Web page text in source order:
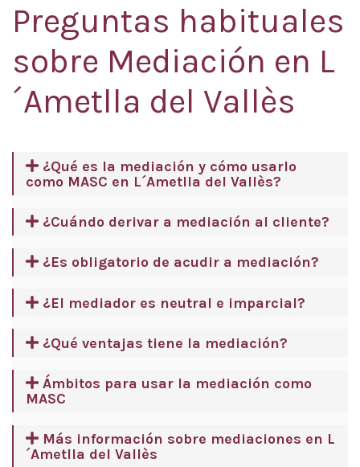
Preguntas habituales
sobre Mediación en L
´Ametlla del Vallès
¿Qué es la mediación y cómo usarlo
como MASC en L´Ametlla del Vallès?
¿Cuándo derivar a mediación al cliente?
¿Es obligatorio de acudir a mediación?
¿El mediador es neutral e imparcial?
¿Qué ventajas tiene la mediación?
Ámbitos para usar la mediación como
MASC
Más información sobre mediaciones en L
´Ametlla del Vallès